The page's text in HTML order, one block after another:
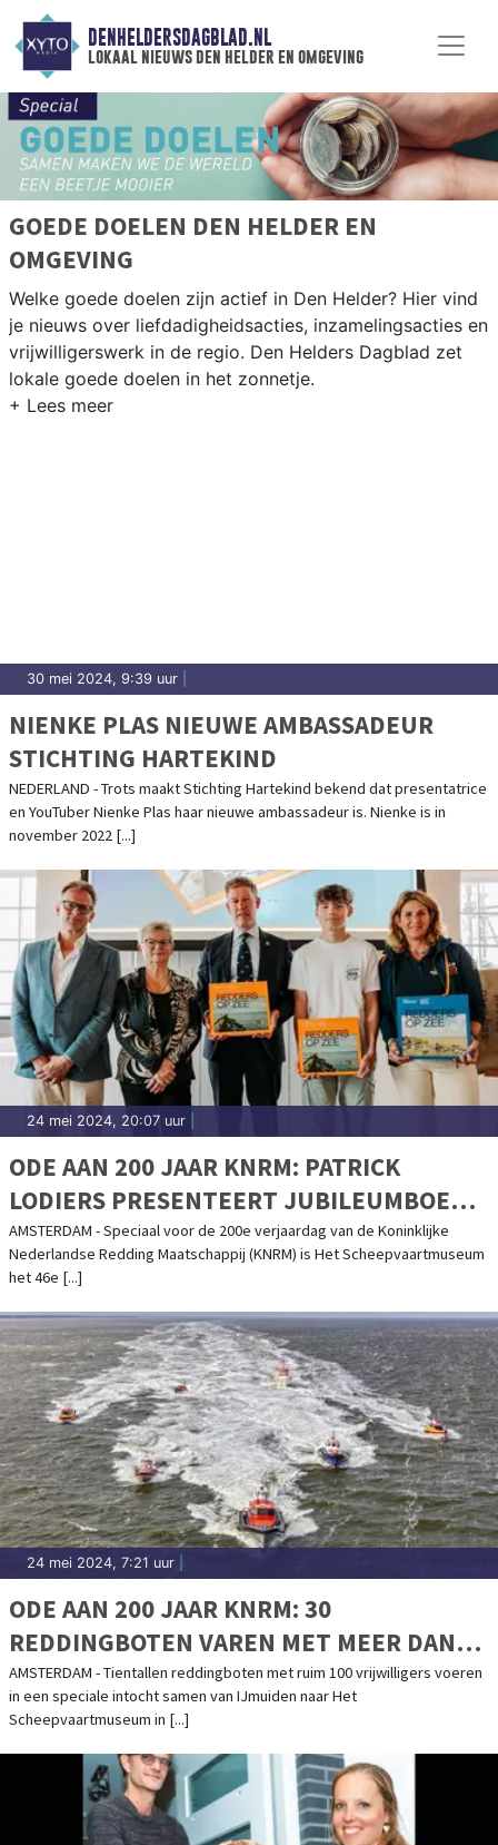
DENHELDERSDAGBLAD.NL
lokaal nieuws den helder en omgeving
GOEDE DOELEN DEN HELDER EN
OMGEVING
Welke goede doelen zijn actief in Den Helder? Hier vind
je nieuws over liefdadigheidsacties, inzamelingsacties en
vrijwilligerswerk in de regio. Den Helders Dagblad zet
lokale goede doelen in het zonnetje.
30 mei 2024, 9:39 uur
NIENKE PLAS NIEUWE AMBASSADEUR
STICHTING HARTEKIND
NEDERLAND - Trots maakt Stichting Hartekind bekend dat presentatrice
en YouTuber Nienke Plas haar nieuwe ambassadeur is. Nienke is in
november 2022 [...]
24 mei 2024, 20:07 uur
ODE AAN 200 JAAR KNRM: PATRICK
LODIERS PRESENTEERT JUBILEUMBOEK
EN ONTHULT UNIEKE POSTNL POSTZEGEL
VANUIT HET SCHEEPVAARTMUSEUM
AMSTERDAM - Speciaal voor de 200e verjaardag van de Koninklijke
Nederlandse Redding Maatschappij (KNRM) is Het Scheepvaartmuseum
het 46e [...]
24 mei 2024, 7:21 uur
ODE AAN 200 JAAR KNRM: 30
REDDINGBOTEN VAREN MET MEER DAN
100 VRIJWILLIGERS VAN IJMUIDEN NAAR
HET SCHEEPVAARTMUSEUM IN
AMSTERDAM - Tientallen reddingboten met ruim 100 vrijwilligers voeren
in een speciale intocht samen van IJmuiden naar Het
Scheepvaartmuseum in [...]